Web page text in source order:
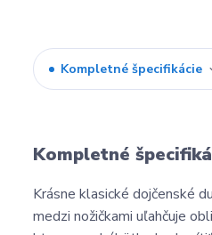
Kompletné špecifikácie
Kompletné
Krásne klasické dojčenské
medzi nožičkami uľahčuje